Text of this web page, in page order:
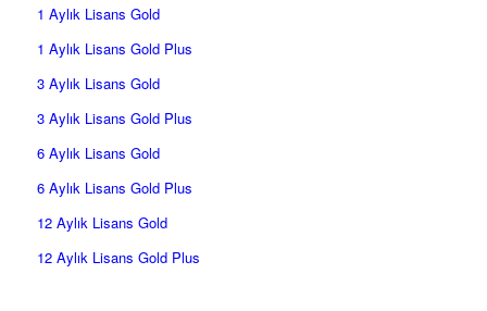
1 Aylık Lisans Gold
1 Aylık Lisans Gold Plus
3 Aylık Lisans Gold
3 Aylık Lisans Gold Plus
6 Aylık Lisans Gold
6 Aylık Lisans Gold Plus
12 Aylık Lisans Gold
12 Aylık Lisans Gold Plus